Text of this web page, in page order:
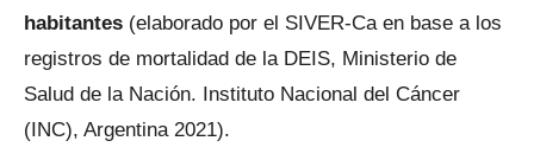
habitantes (elaborado por el SIVER-Ca en base a los
registros de mortalidad de la DEIS, Ministerio de
Salud de la Nación. Instituto Nacional del Cáncer
(INC), Argentina 2021).